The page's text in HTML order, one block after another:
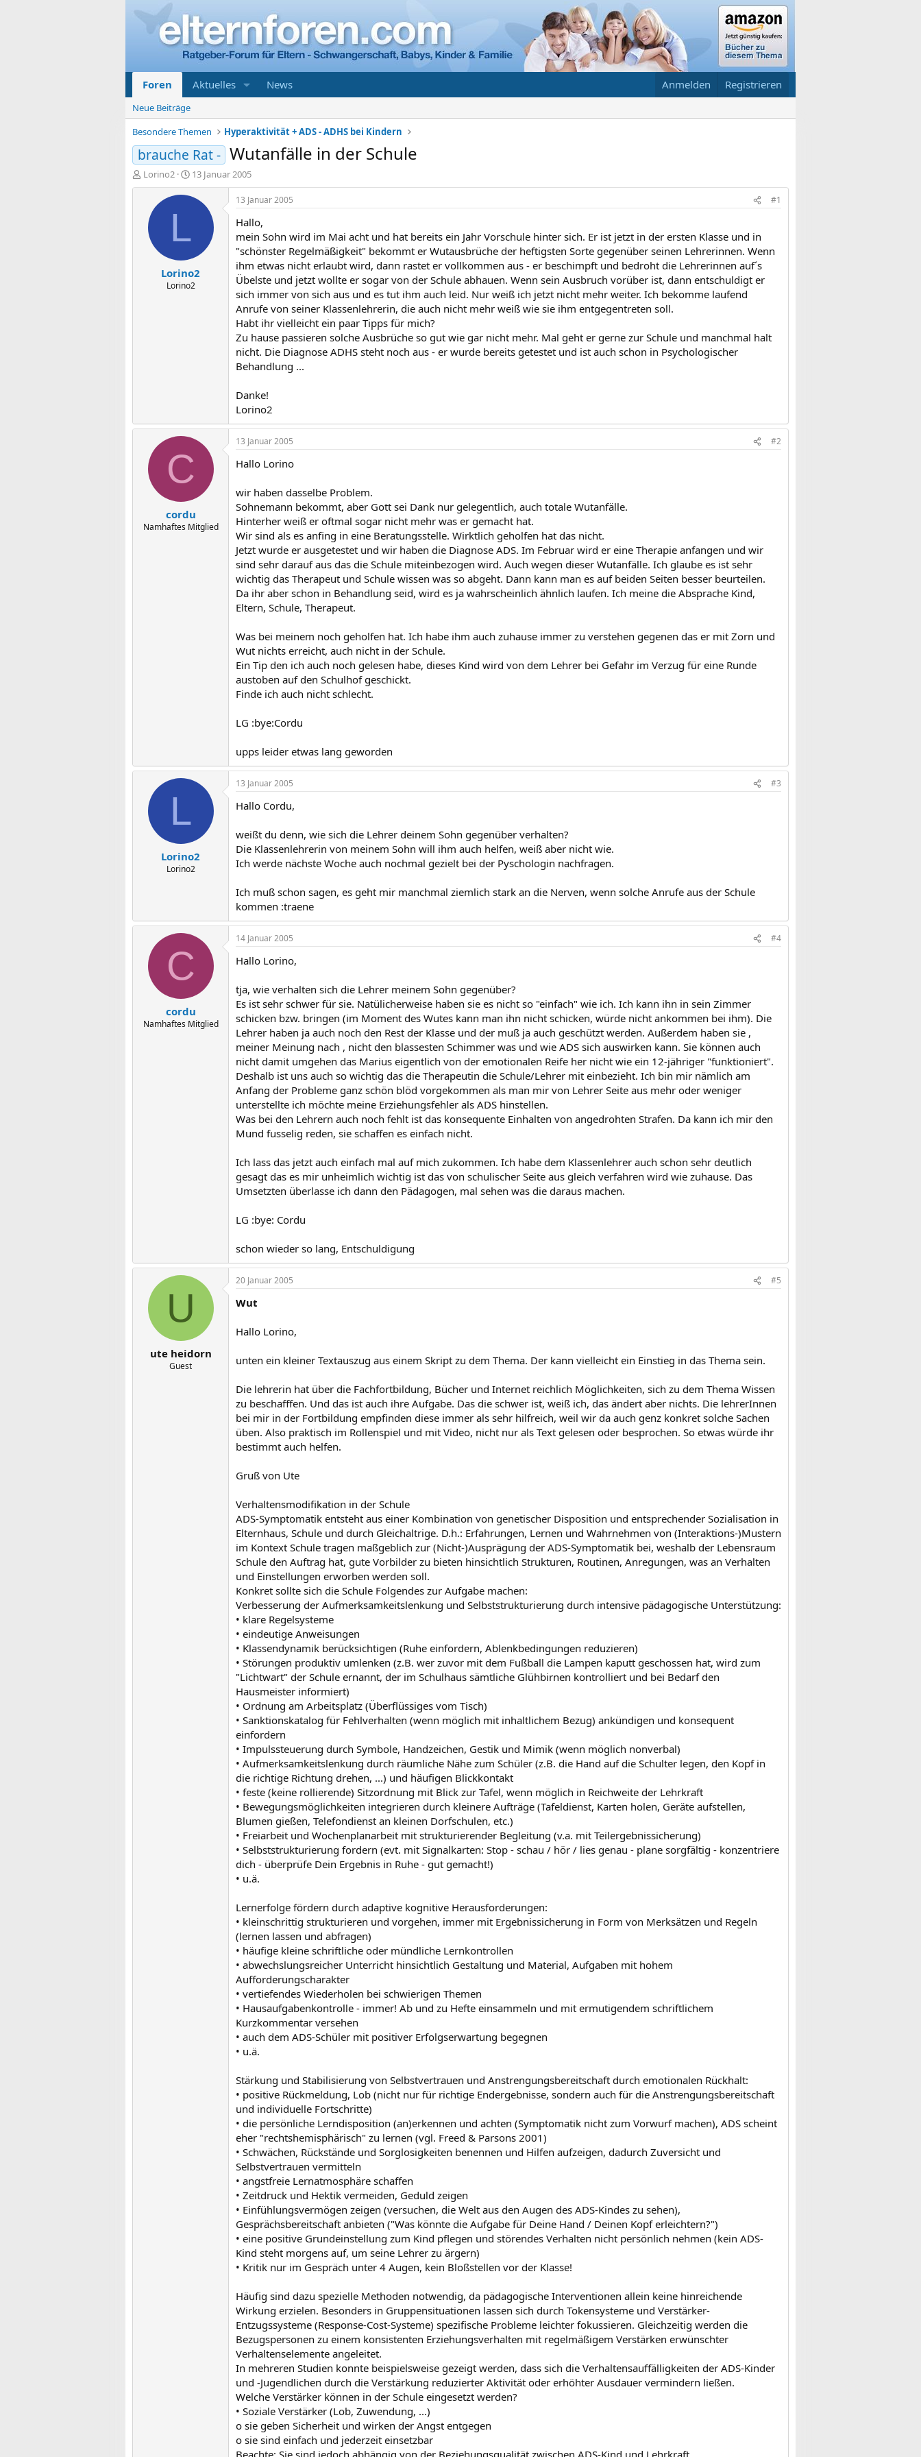
Foren Aktuelles News Anmelden Registrieren
Neue Beiträge
Besondere Themen
Hyperaktivität + ADS - ADHS bei Kindern
brauche Rat - Wutanfälle in der Schule
E
r
Lorino2
E
r
s
t
a
m
13 Januar 2005
L
Lorino2
Lorino2
13 Januar 2005 #1
Hallo,
mein Sohn wird im Mai acht und hat bereits ein Jahr Vorschule hinter sich. Er ist jetzt in der ersten Klasse und in
"schönster Regelmäßigkeit" bekommt er Wutausbrüche der heftigsten Sorte gegenüber seinen Lehrerinnen. Wenn
ihm etwas nicht erlaubt wird, dann rastet er vollkommen aus - er beschimpft und bedroht die Lehrerinnen auf´s
Übelste und jetzt wollte er sogar von der Schule abhauen. Wenn sein Ausbruch vorüber ist, dann entschuldigt er
sich immer von sich aus und es tut ihm auch leid. Nur weiß ich jetzt nicht mehr weiter. Ich bekomme laufend
Anrufe von seiner Klassenlehrerin, die auch nicht mehr weiß wie sie ihm entgegentreten soll.
Habt ihr vielleicht ein paar Tipps für mich?
Zu hause passieren solche Ausbrüche so gut wie gar nicht mehr. Mal geht er gerne zur Schule und manchmal halt
nicht. Die Diagnose ADHS steht noch aus - er wurde bereits getestet und ist auch schon in Psychologischer
Behandlung ...
Danke!
Lorino2
C
cordu
Namhaftes Mitglied
13 Januar 2005 #2
Hallo Lorino
wir haben dasselbe Problem.
Sohnemann bekommt, aber Gott sei Dank nur gelegentlich, auch totale Wutanfälle.
Hinterher weiß er oftmal sogar nicht mehr was er gemacht hat.
Wir sind als es anfing in eine Beratungsstelle. Wirktlich geholfen hat das nicht.
Jetzt wurde er ausgetestet und wir haben die Diagnose ADS. Im Februar wird er eine Therapie anfangen und wir
sind sehr darauf aus das die Schule miteinbezogen wird. Auch wegen dieser Wutanfälle. Ich glaube es ist sehr
wichtig das Therapeut und Schule wissen was so abgeht. Dann kann man es auf beiden Seiten besser beurteilen.
Da ihr aber schon in Behandlung seid, wird es ja wahrscheinlich ähnlich laufen. Ich meine die Absprache Kind,
Eltern, Schule, Therapeut.
Was bei meinem noch geholfen hat. Ich habe ihm auch zuhause immer zu verstehen gegenen das er mit Zorn und
Wut nichts erreicht, auch nicht in der Schule.
Ein Tip den ich auch noch gelesen habe, dieses Kind wird von dem Lehrer bei Gefahr im Verzug für eine Runde
austoben auf den Schulhof geschickt.
Finde ich auch nicht schlecht.
LG :bye:Cordu
upps leider etwas lang geworden
L
Lorino2
Lorino2
13 Januar 2005 #3
Hallo Cordu,
weißt du denn, wie sich die Lehrer deinem Sohn gegenüber verhalten?
Die Klassenlehrerin von meinem Sohn will ihm auch helfen, weiß aber nicht wie.
Ich werde nächste Woche auch nochmal gezielt bei der Pyschologin nachfragen.
Ich muß schon sagen, es geht mir manchmal ziemlich stark an die Nerven, wenn solche Anrufe aus der Schule
kommen :traene
C
cordu
Namhaftes Mitglied
14 Januar 2005 #4
Hallo Lorino,
tja, wie verhalten sich die Lehrer meinem Sohn gegenüber?
Es ist sehr schwer für sie. Natülicherweise haben sie es nicht so "einfach" wie ich. Ich kann ihn in sein Zimmer
schicken bzw. bringen (im Moment des Wutes kann man ihn nicht schicken, würde nicht ankommen bei ihm). Die
Lehrer haben ja auch noch den Rest der Klasse und der muß ja auch geschützt werden. Außerdem haben sie ,
meiner Meinung nach , nicht den blassesten Schimmer was und wie ADS sich auswirken kann. Sie können auch
nicht damit umgehen das Marius eigentlich von der emotionalen Reife her nicht wie ein 12-jähriger "funktioniert".
Deshalb ist uns auch so wichtig das die Therapeutin die Schule/Lehrer mit einbezieht. Ich bin mir nämlich am
Anfang der Probleme ganz schön blöd vorgekommen als man mir von Lehrer Seite aus mehr oder weniger
unterstellte ich möchte meine Erziehungsfehler als ADS hinstellen.
Was bei den Lehrern auch noch fehlt ist das konsequente Einhalten von angedrohten Strafen. Da kann ich mir den
Mund fusselig reden, sie schaffen es einfach nicht.
Ich lass das jetzt auch einfach mal auf mich zukommen. Ich habe dem Klassenlehrer auch schon sehr deutlich
gesagt das es mir unheimlich wichtig ist das von schulischer Seite aus gleich verfahren wird wie zuhause. Das
Umsetzten überlasse ich dann den Pädagogen, mal sehen was die daraus machen.
LG :bye: Cordu
schon wieder so lang, Entschuldigung
U
ute heidorn
Guest
20 Januar 2005 #5
Wut
Hallo Lorino,
unten ein kleiner Textauszug aus einem Skript zu dem Thema. Der kann vielleicht ein Einstieg in das Thema sein.
Die lehrerin hat über die Fachfortbildung, Bücher und Internet reichlich Möglichkeiten, sich zu dem Thema Wissen
zu beschafffen. Und das ist auch ihre Aufgabe. Das die schwer ist, weiß ich, das ändert aber nichts. Die lehrerInnen
bei mir in der Fortbildung empfinden diese immer als sehr hilfreich, weil wir da auch genz konkret solche Sachen
üben. Also praktisch im Rollenspiel und mit Video, nicht nur als Text gelesen oder besprochen. So etwas würde ihr
bestimmt auch helfen.
Gruß von Ute
Verhaltensmodifikation in der Schule
ADS-Symptomatik entsteht aus einer Kombination von genetischer Disposition und entsprechender Sozialisation in
Elternhaus, Schule und durch Gleichaltrige. D.h.: Erfahrungen, Lernen und Wahrnehmen von (Interaktions-)Mustern
im Kontext Schule tragen maßgeblich zur (Nicht-)Ausprägung der ADS-Symptomatik bei, weshalb der Lebensraum
Schule den Auftrag hat, gute Vorbilder zu bieten hinsichtlich Strukturen, Routinen, Anregungen, was an Verhalten
und Einstellungen erworben werden soll.
Konkret sollte sich die Schule Folgendes zur Aufgabe machen:
Verbesserung der Aufmerksamkeitslenkung und Selbststrukturierung durch intensive pädagogische Unterstützung:
• klare Regelsysteme
• eindeutige Anweisungen
• Klassendynamik berücksichtigen (Ruhe einfordern, Ablenkbedingungen reduzieren)
• Störungen produktiv umlenken (z.B. wer zuvor mit dem Fußball die Lampen kaputt geschossen hat, wird zum
"Lichtwart" der Schule ernannt, der im Schulhaus sämtliche Glühbirnen kontrolliert und bei Bedarf den
Hausmeister informiert)
• Ordnung am Arbeitsplatz (Überflüssiges vom Tisch)
• Sanktionskatalog für Fehlverhalten (wenn möglich mit inhaltlichem Bezug) ankündigen und konsequent
einfordern
• Impulssteuerung durch Symbole, Handzeichen, Gestik und Mimik (wenn möglich nonverbal)
• Aufmerksamkeitslenkung durch räumliche Nähe zum Schüler (z.B. die Hand auf die Schulter legen, den Kopf in
die richtige Richtung drehen, ...) und häufigen Blickkontakt
• feste (keine rollierende) Sitzordnung mit Blick zur Tafel, wenn möglich in Reichweite der Lehrkraft
• Bewegungsmöglichkeiten integrieren durch kleinere Aufträge (Tafeldienst, Karten holen, Geräte aufstellen,
Blumen gießen, Telefondienst an kleinen Dorfschulen, etc.)
• Freiarbeit und Wochenplanarbeit mit strukturierender Begleitung (v.a. mit Teilergebnissicherung)
• Selbststrukturierung fordern (evt. mit Signalkarten: Stop - schau / hör / lies genau - plane sorgfältig - konzentriere
dich - überprüfe Dein Ergebnis in Ruhe - gut gemacht!)
• u.ä.
Lernerfolge fördern durch adaptive kognitive Herausforderungen:
• kleinschrittig strukturieren und vorgehen, immer mit Ergebnissicherung in Form von Merksätzen und Regeln
(lernen lassen und abfragen)
• häufige kleine schriftliche oder mündliche Lernkontrollen
• abwechslungsreicher Unterricht hinsichtlich Gestaltung und Material, Aufgaben mit hohem
Aufforderungscharakter
• vertiefendes Wiederholen bei schwierigen Themen
• Hausaufgabenkontrolle - immer! Ab und zu Hefte einsammeln und mit ermutigendem schriftlichem
Kurzkommentar versehen
• auch dem ADS-Schüler mit positiver Erfolgserwartung begegnen
• u.ä.
Stärkung und Stabilisierung von Selbstvertrauen und Anstrengungsbereitschaft durch emotionalen Rückhalt:
• positive Rückmeldung, Lob (nicht nur für richtige Endergebnisse, sondern auch für die Anstrengungsbereitschaft
und individuelle Fortschritte)
• die persönliche Lerndisposition (an)erkennen und achten (Symptomatik nicht zum Vorwurf machen), ADS scheint
eher "rechtshemisphärisch" zu lernen (vgl. Freed & Parsons 2001)
• Schwächen, Rückstände und Sorglosigkeiten benennen und Hilfen aufzeigen, dadurch Zuversicht und
Selbstvertrauen vermitteln
• angstfreie Lernatmosphäre schaffen
• Zeitdruck und Hektik vermeiden, Geduld zeigen
• Einfühlungsvermögen zeigen (versuchen, die Welt aus den Augen des ADS-Kindes zu sehen),
Gesprächsbereitschaft anbieten ("Was könnte die Aufgabe für Deine Hand / Deinen Kopf erleichtern?")
• eine positive Grundeinstellung zum Kind pflegen und störendes Verhalten nicht persönlich nehmen (kein ADS-
Kind steht morgens auf, um seine Lehrer zu ärgern)
• Kritik nur im Gespräch unter 4 Augen, kein Bloßstellen vor der Klasse!
Häufig sind dazu spezielle Methoden notwendig, da pädagogische Interventionen allein keine hinreichende
Wirkung erzielen. Besonders in Gruppensituationen lassen sich durch Tokensysteme und Verstärker-
Entzugssysteme (Response-Cost-Systeme) spezifische Probleme leichter fokussieren. Gleichzeitig werden die
Bezugspersonen zu einem konsistenten Erziehungsverhalten mit regelmäßigem Verstärken erwünschter
Verhaltenselemente angeleitet.
In mehreren Studien konnte beispielsweise gezeigt werden, dass sich die Verhaltensauffälligkeiten der ADS-Kinder
und -Jugendlichen durch die Verstärkung reduzierter Aktivität oder erhöhter Ausdauer vermindern ließen.
Welche Verstärker können in der Schule eingesetzt werden?
• Soziale Verstärker (Lob, Zuwendung, ...)
o sie geben Sicherheit und wirken der Angst entgegen
o sie sind einfach und jederzeit einsetzbar
Beachte: Sie sind jedoch abhängig von der Beziehungsqualität zwischen ADS-Kind und Lehrkraft